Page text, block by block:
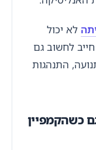
לא יכול
לחשוב גם
התנהגות
כשהקמפיין